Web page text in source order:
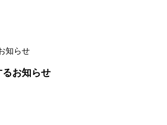
知らせ
お知らせ